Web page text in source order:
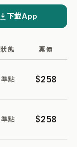
下載App
狀態 票價
準點 $258
準點 $258